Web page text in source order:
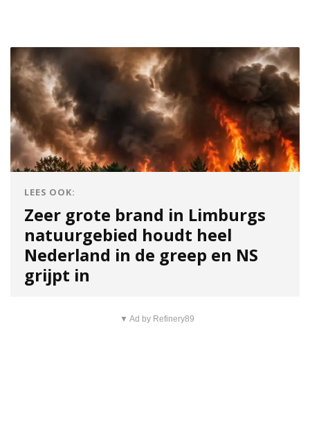
LEES OOK:
Zeer grote brand in Limburgs
natuurgebied houdt heel
Nederland in de greep en NS
grijpt in
▼ Ad by Refinery89